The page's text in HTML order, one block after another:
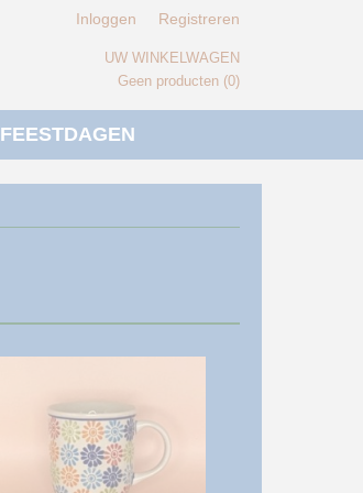
Inloggen Registreren
UW WINKELWAGEN
Geen producten (0)
FEESTDAGEN